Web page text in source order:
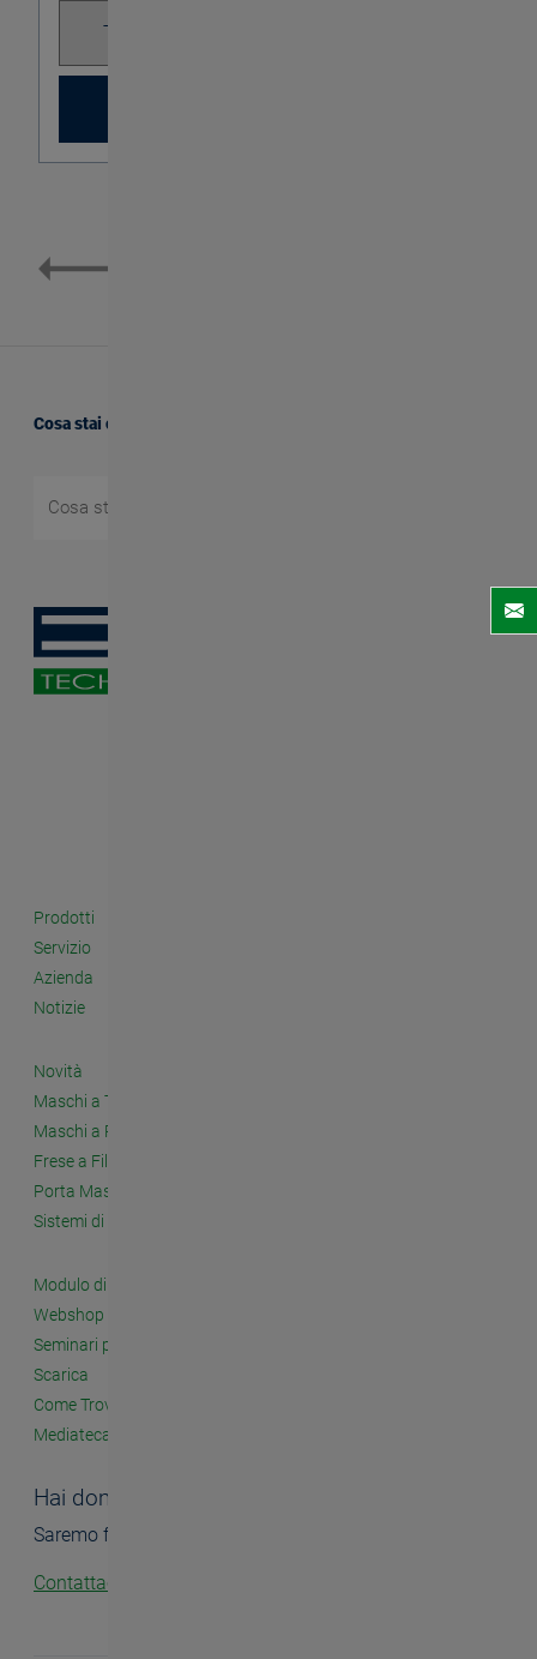
Cosa stai cercando?
Prodotti
Servizio
Azienda
Notizie
Novità
Maschi a Taglio
Maschi a Rullare
Frese a Filettare
Porta Maschi e Accessori
Sistemi di Filettatura a Fissaggio Meccanico
Modulo di Contatto
Webshop
Seminari per i Clienti
Scarica
Come Trovarci
Mediateca
Hai domande?
Saremo felici di aiutarti.
Contattaci!